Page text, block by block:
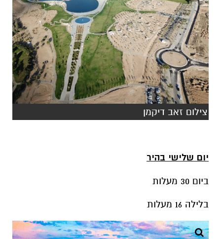
צילום זאב דיקמן
יום שלישי בהיר
בלילה 16 מעלות